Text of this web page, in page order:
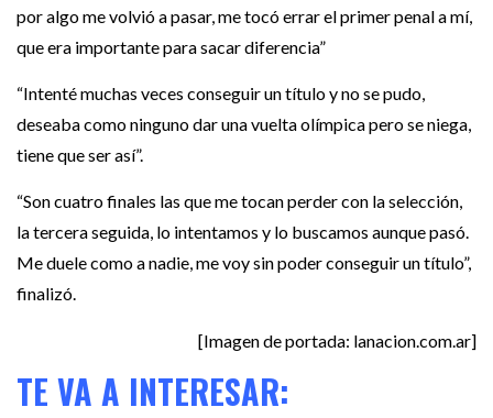
por algo me volvió a pasar, me tocó errar el primer penal a mí,
que era importante para sacar diferencia”
“Intenté muchas veces conseguir un título y no se pudo,
deseaba como ninguno dar una vuelta olímpica pero se niega,
tiene que ser así”.
“Son cuatro finales las que me tocan perder con la selección,
la tercera seguida, lo intentamos y lo buscamos aunque pasó.
Me duele como a nadie, me voy sin poder conseguir un título”,
finalizó.
[Imagen de portada: lanacion.com.ar]
TE VA A INTERESAR: